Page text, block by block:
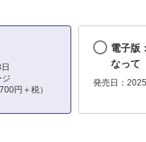
円＋税）
電子版
なって
発売日：